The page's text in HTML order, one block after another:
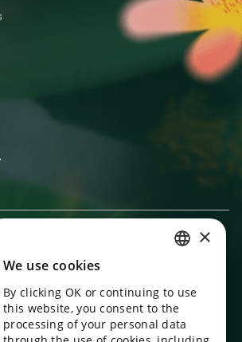
in the app!
rewards for purchases and reminders
ENGLISH
UKRAINIAN
×
We use cookies
By clicking OK or continuing to use
this website, you consent to the
processing of your personal data